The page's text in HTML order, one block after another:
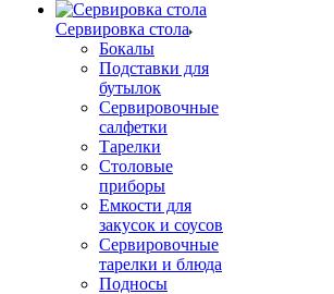
Сервировка стола
Бокалы
Подставки для
бутылок
Сервировочные
салфетки
Тарелки
Столовые
приборы
Емкости для
закусок и соусов
Сервировочные
тарелки и блюда
Подносы